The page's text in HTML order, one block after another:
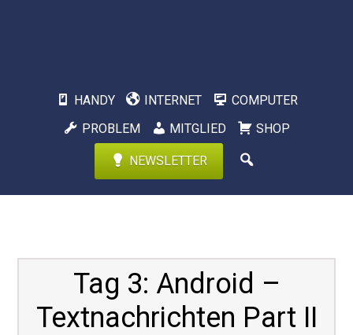
HANDY INTERNET
COMPUTER
PROBLEM
MITGLIED SHOP
NEWSLETTER
Tag 3: Android –
Textnachrichten Part II